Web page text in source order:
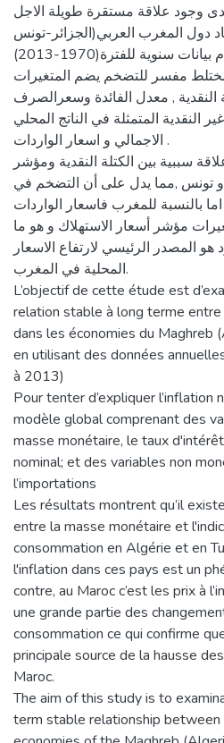
وجود علاقة مستقرة طويلة الاجل
دول المغرب العربي(الجزائر-تونس
و المغرب) باستخدام بيانات سنوية للفترة(1970-2013)
مفسر للتضخم يضم المتغيرات
النقدية , معدل الفائدة وسعرالصرف
النقدية المتمثلة في الناتج المحلي
الاجمالي و اسعار الواردات .
سببية بين الكتلة النقدية ومؤشر
و تونس ,مما يدل على أن التضخم في
بالنسبة للمغرب فاسعار الواردات
مؤشر أسعار الاستهلاك و هو ما
المصدر الرئيسي لارتفاع الاسعار
المحلية في المغرب.
L’objectif de cette étude est
relation stable à long terme
dans les économies du Maghreb
en utilisant des données
à 2013)
Pour tenter d’expliquer l’inflation
modèle global comprenant des
masse monétaire, le taux
nominal; et des variables non
l’importations
Les résultats montrent qu’il
entre la masse monétaire et
consommation en Algérie et en
l'inflation dans ces pays est un
contre, au Maroc c’est les prix à
une grande partie des
consommation ce qui confirme
principale source de la hausse
Maroc.
The aim of this study is to
term stable relationship between